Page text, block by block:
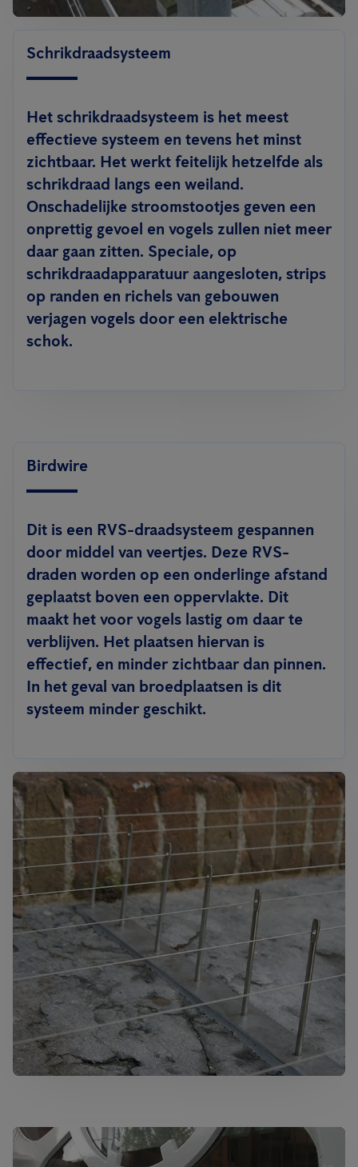
Schrikdraadsysteem
Het schrikdraadsysteem is het meest
effectieve systeem en tevens het minst
zichtbaar. Het werkt feitelijk hetzelfde als
schrikdraad langs een weiland.
Onschadelijke stroomstootjes geven een
onprettig gevoel en vogels zullen niet meer
daar gaan zitten. Speciale, op
schrikdraadapparatuur aangesloten, strips
op randen en richels van gebouwen
verjagen vogels door een elektrische
schok.
Birdwire
Dit is een RVS-draadsysteem gespannen
door middel van veertjes. Deze RVS-
draden worden op een onderlinge afstand
geplaatst boven een oppervlakte. Dit
maakt het voor vogels lastig om daar te
verblijven. Het plaatsen hiervan is
effectief, en minder zichtbaar dan pinnen.
In het geval van broedplaatsen is dit
systeem minder geschikt.